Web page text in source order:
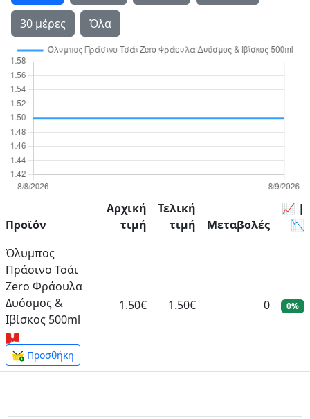
30 μέρες Όλα
Προϊόν
Αρχική
τιμή
Τελική
τιμή
Μεταβολές
📈 |
📉
Όλυμπος
Πράσινο Τσάι
Zero Φράουλα
Δυόσμος &
Ιβίσκος 500ml
Προσθήκη
1.50€ 1.50€ 0 0%